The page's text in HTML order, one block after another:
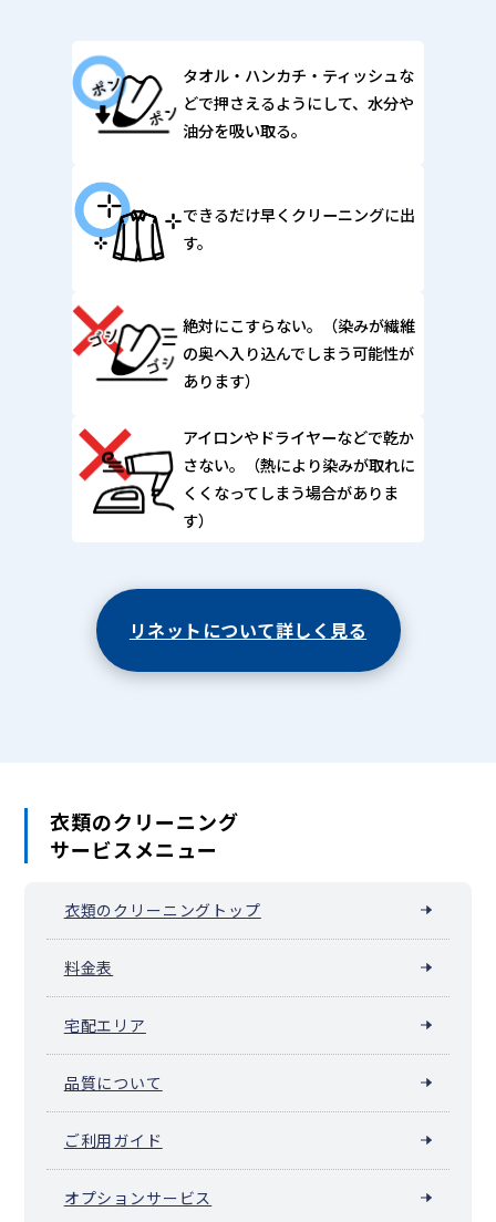
タオル・ハンカチ・ティッシュな
どで押さえるようにして、水分や
油分を吸い取る。
できるだけ早くクリーニングに出
す。
絶対にこすらない。（染みが繊維
の奥へ入り込んでしまう可能性が
あります）
アイロンやドライヤーなどで乾か
さない。（熱により染みが取れに
くくなってしまう場合がありま
す）
リネットについて詳しく見る
衣類のクリーニング
サービスメニュー
衣類のクリーニングトップ
料金表
宅配エリア
品質について
ご利用ガイド
オプションサービス